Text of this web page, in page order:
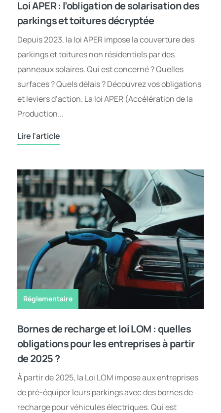
Loi APER : l’obligation de solarisation des
parkings et toitures décryptée
Depuis 2023, la loi APER impose la couverture des
parkings et toitures non résidentiels par des
panneaux solaires. Qui est concerné ? Quelles
surfaces ? Quels délais ? Découvrez vos obligations
et leviers d’action. La loi APER (Accélération de la
Production...
Lire l'article
Réglementaire
Bornes de recharge et loi LOM : quelles
obligations pour les entreprises à partir
de 2025 ?
À partir de 2025, la Loi LOM impose aux entreprises
de pré-équiper leurs parkings avec des bornes de
recharge pour véhicules électriques. Qui est